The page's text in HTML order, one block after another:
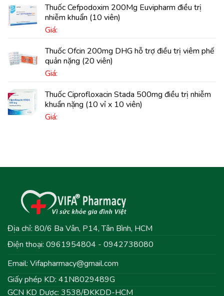
Thuốc Cefpodoxim 200Mg Euvipharm điều trị
nhiễm khuẩn (10 viên)
Giá:
Thuốc Ofcin 200mg DHG hỗ trợ điều trị viêm phế
quản nặng (20 viên)
Giá:
Thuốc Ciprofloxacin Stada 500mg điều trị nhiễm
khuẩn nặng (10 vỉ x 10 viên)
Giá:
Địa chỉ: 80/6 Ba Vân, P14, Tân Bình, HCM
Điện thoại: 0961954804 - 0942738080
Email: Vifapharmacy@gmail.com
Giấy phép KD: 41N8029489G
GCN KD Dược: 3538/ĐKKDD-HCM